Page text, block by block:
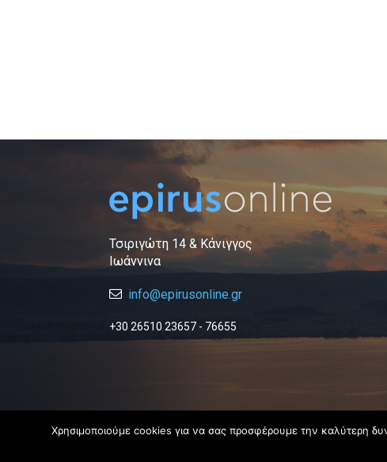
Τσιριγώτη 14 & Κάνιγγος
Ιωάννινα
info@epirusonline.gr
+30 26510 23657 - 76655
Χρησιμοποιούμε cookies για να σας προσφέρουμε την καλύτερη